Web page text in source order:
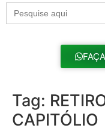
Search
for:
Tag:
CAPITÓLIO